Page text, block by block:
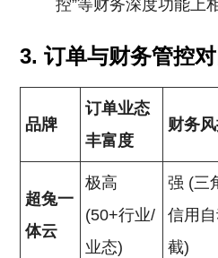
控”等财务深度功能上
3. 订单与财务管控
品牌
订单业态
丰富度
财务
超兔一
体云
极高
(50+行业/
业态)
强 (三
信用
截)